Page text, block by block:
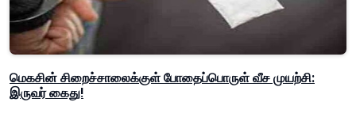
மெகசின் சிறைச்சாலைக்குள் போதைப்பொருள் வீச முயற்சி:
இருவர் கைது!